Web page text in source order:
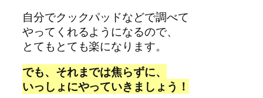
自分でクックパッドなどで調べて
やってくれるようになるので、
とてもとても楽になります。
でも、それまでは焦らずに、
いっしょにやっていきましょう！